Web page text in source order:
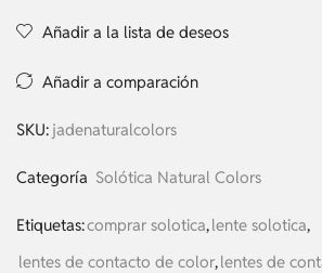
Añadir a la lista de deseos
Añadir a comparación
SKU: jadenaturalcolors
Categoría Solótica Natural Colors
Etiquetas:comprar solotica,lente solotica,
lentes de contacto de color,lentes de